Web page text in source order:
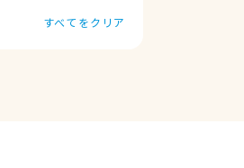
すべてをクリア